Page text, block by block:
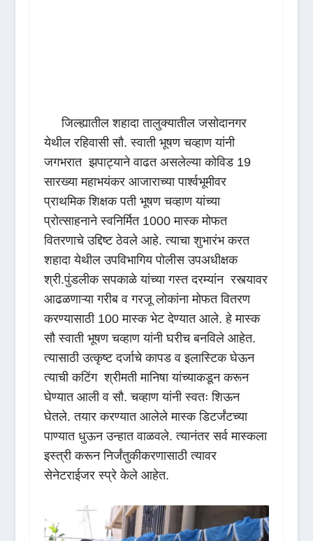
जिल्ह्यातील शहादा तालुक्यातील जसोदानगर
येथील रहिवासी सौ. स्वाती भूषण चव्हाण यांनी
जगभरात झपाट्याने वाढत असलेल्या कोविड 19
सारख्या महाभयंकर आजाराच्या पार्श्वभूमीवर
प्राथमिक शिक्षक पती भूषण चव्हाण यांच्या
प्रोत्साहनाने स्वनिर्मित 1000 मास्क मोफत
वितरणाचे उद्दिष्ट ठेवले आहे. त्याचा शुभारंभ करत
शहादा येथील उपविभागिय पोलीस उपअधीक्षक
श्री.पुंडलीक सपकाळे यांच्या गस्त दरम्यांन रस्त्यावर
आढळणाऱ्या गरीब व गरजू लोकांना मोफत वितरण
करण्यासाठी 100 मास्क भेट देण्यात आले. हे मास्क
सौ स्वाती भूषण चव्हाण यांनी घरीच बनविले आहेत.
त्यासाठी उत्कृष्ट दर्जाचे कापड व इलास्टिक घेऊन
त्याची कटिंग श्रीमती मानिषा यांच्याकडून करून
घेण्यात आली व सौ. चव्हाण यांनी स्वतः शिऊन
घेतले. तयार करण्यात आलेले मास्क डिटर्जंटच्या
पाण्यात धुऊन उन्हात वाळवले. त्यानंतर सर्व मास्कला
इस्त्री करून निर्जंतुकीकरणासाठी त्यावर
सेनेटराईजर स्प्रे केले आहेत.